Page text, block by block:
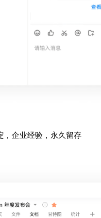
，企业经验，永久留存